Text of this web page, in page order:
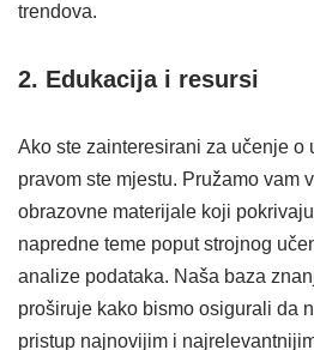
trendova.
2. Edukacija i resursi
Ako ste zainteresirani za učenje o
pravom ste mjestu. Pružamo vam
obrazovne materijale koji
napredne teme poput strojnog
analize podataka. Naša baza
proširuje kako bismo osigurali da
pristup najnovijim i